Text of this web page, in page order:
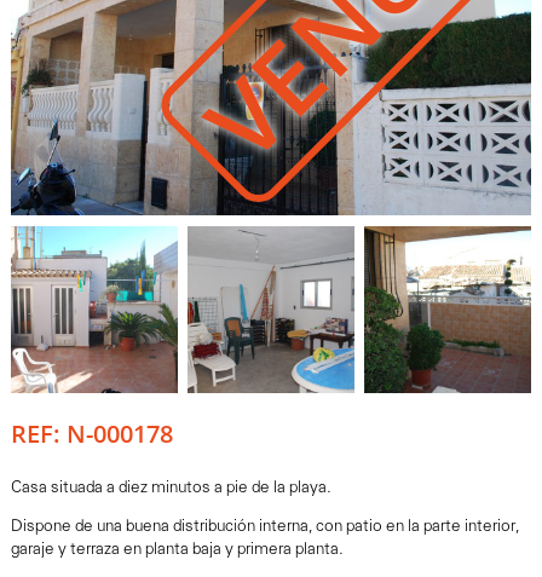
REF: N-000178
Casa situada a diez minutos a pie de la playa.
Dispone de una buena distribución interna, con patio en la parte interior,
garaje y terraza en planta baja y primera planta.